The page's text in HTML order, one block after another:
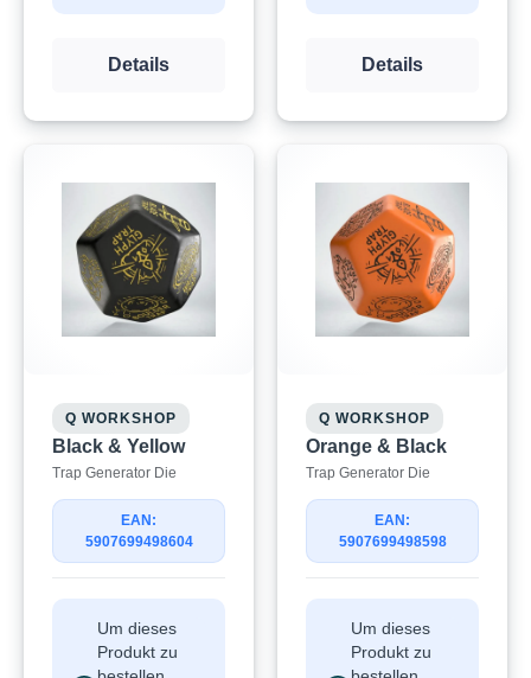
Details Details
Q WORKSHOP
Black & Yellow
Trap Generator Die
EAN:
5907699498604
Um dieses
Produkt zu
Q WORKSHOP
Orange & Black
Trap Generator Die
EAN:
5907699498598
Um dieses
Produkt zu